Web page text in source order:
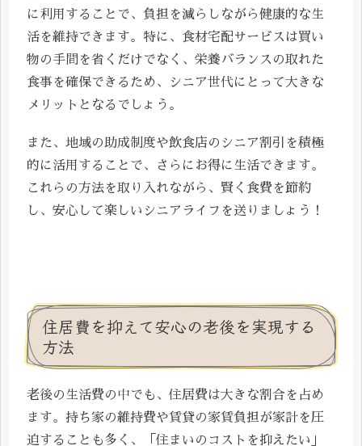
に利用することで、負担を減らしながら健康的な生
活を維持できます。特に、食材宅配サービスは買い
物の手間を省くだけでなく、栄養バランスの取れた
食事を確保できるため、シニア世代にとって大きな
メリットとなるでしょう。
また、地域の助成制度や飲食店のシニア割引を積極
的に活用することで、さらにお得に生活できます。
これらの方法を取り入れながら、賢く食費を節約
し、安心して楽しいシニアライフを送りましょう！
住居費を抑えて安心の老後を実現する
方法
老後の生活費の中でも、住居費は大きな割合を占め
ます。持ち家の維持費や賃貸の家賃負担が家計を圧
迫することも多く、「住まいのコストを抑えたい」